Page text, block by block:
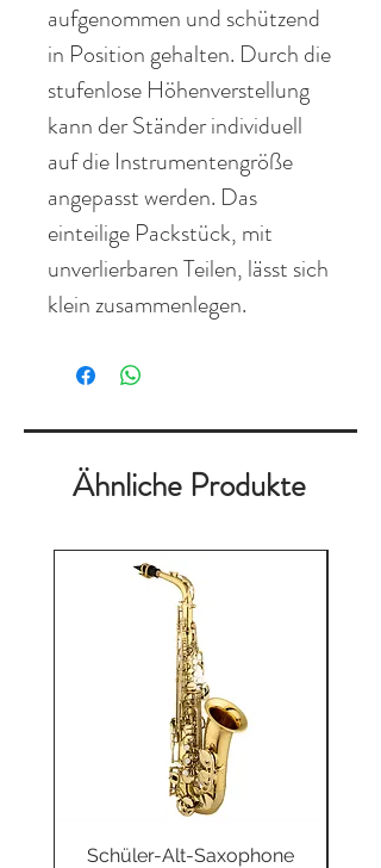
aufgenommen und schützend
in Position gehalten. Durch die
stufenlose Höhenverstellung
kann der Ständer individuell
auf die Instrumentengröße
angepasst werden. Das
einteilige Packstück, mit
unverlierbaren Teilen, lässt sich
klein zusammenlegen.
Ähnliche Produkte
Schüler-Alt-Saxophone